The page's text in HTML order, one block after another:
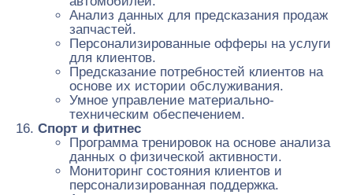
Анализ данных для предсказания продаж
запчастей.
Персонализированные офферы на услуги
для клиентов.
Предсказание потребностей клиентов на
основе их истории обслуживания.
Умное управление материально-
техническим обеспечением.
Спорт и фитнес
Программа тренировок на основе анализа
данных о физической активности.
Мониторинг состояния клиентов и
персонализированная поддержка.